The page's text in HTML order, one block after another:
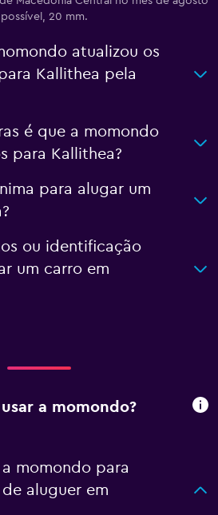
20 mm.
atualizou os
Kallithea pela
é que a momondo
para Kallithea?
para alugar um
ou identificação
um carro em
a momondo?
momondo para
aluguer em